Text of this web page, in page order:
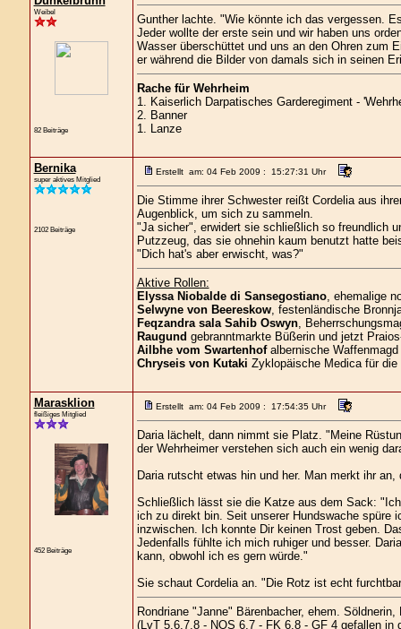
Weibel
82 Beiträge
Gunther lachte. "Wie könnte ich das vergessen.
Jeder wollte der erste sein und wir haben uns
Wasser überschüttet und uns an den Ohren zum
er während die Bilder von damals sich in seinen
Rache für Wehrheim
1. Kaiserlich Darpatisches Garderegiment -
2. Banner
1. Lanze
Bernika
super aktives Mitglied
2102 Beiträge
Erstellt am: 04 Feb 2009 : 15:27:31 Uhr
Die Stimme ihrer Schwester reißt Cordelia aus
Augenblick, um sich zu sammeln.
"Ja sicher", erwidert sie schließlich so freundlich
Putzzeug, das sie ohnehin kaum benutzt hatte
"Dich hat's aber erwischt, was?"
Aktive Rollen:
Elyssa Niobalde di Sansegostiano, ehemalige
Selwyne von Beereskow, festenländische
Feqzandra sala Sahib Oswyn,
Raugund gebranntmarkte Büßerin und jetzt
Ailbhe vom Swartenhofalbernische Waffenmagd
Chryseis von Kutaki Zyklopäische Medica für
Marasklion
fleißiges Mitglied
452 Beiträge
Erstellt am: 04 Feb 2009 : 17:54:35 Uhr
Daria lächelt, dann nimmt sie Platz. "Meine
der Wehrheimer verstehen sich auch ein wenig
Daria rutscht etwas hin und her. Man merkt ihr
Schließlich lässt sie die Katze aus dem Sack:
ich zu direkt bin. Seit unserer Hundswache
inzwischen. Ich konnte Dir keinen Trost geben.
Jedenfalls fühlte ich mich ruhiger und besser.
kann, obwohl ich es gern würde."
Sie schaut Cordelia an. "Die Rotz ist echt
Rondriane "Janne" Bärenbacher, ehem.
(LvT 5,6,7,8 - NOS 6,7 - FK 6,8 - GF 4 gefallen in